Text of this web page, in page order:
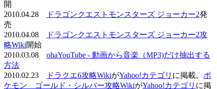
開
2010.04.28
ドラゴンクエストモンスターズ ジョーカー2発
売
2010.04.08
ドラゴンクエストモンスターズ ジョーカー2攻
略Wiki開始
2010.03.08 ohaYouTube - 動画から音楽（MP3)だけ抽出する
方法
2010.02.23
ドラクエ6攻略WikiがYahoo!カテゴリ に掲載。 ポ
ケモン ゴールド・シルバー攻略WikiがYahoo!カテゴリ に掲